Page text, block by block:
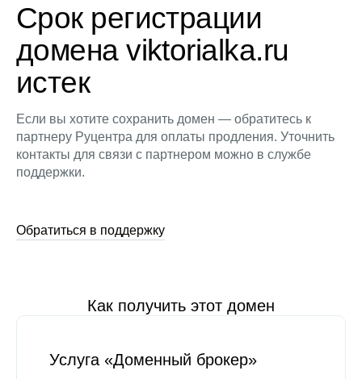
Срок регистрации
домена viktorialka.ru
истек
Если вы хотите сохранить домен — обратитесь к
партнеру Руцентра для оплаты продления. Уточнить
контакты для связи с партнером можно в службе
поддержки.
Обратиться в поддержку
Как получить этот домен
Услуга «Доменный брокер»